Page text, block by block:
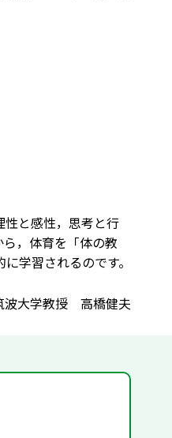
性と感性，思考と行
，体育を「体の教
学習されるのです。
波大学教授 高橋健夫